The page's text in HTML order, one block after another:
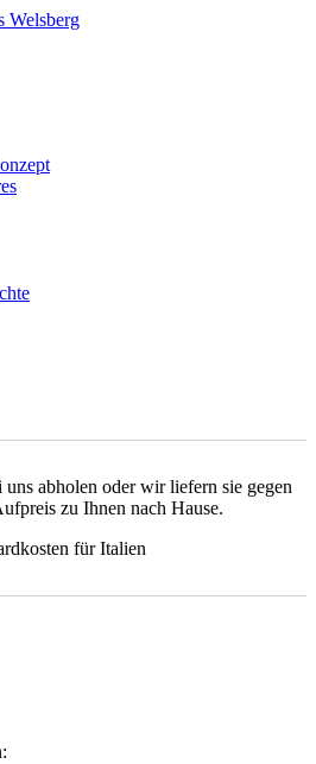
Welsberg
abholen oder wir liefern sie gegen
zu Ihnen nach Hause.
für Italien